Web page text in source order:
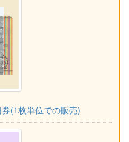
(1枚単位での販売)